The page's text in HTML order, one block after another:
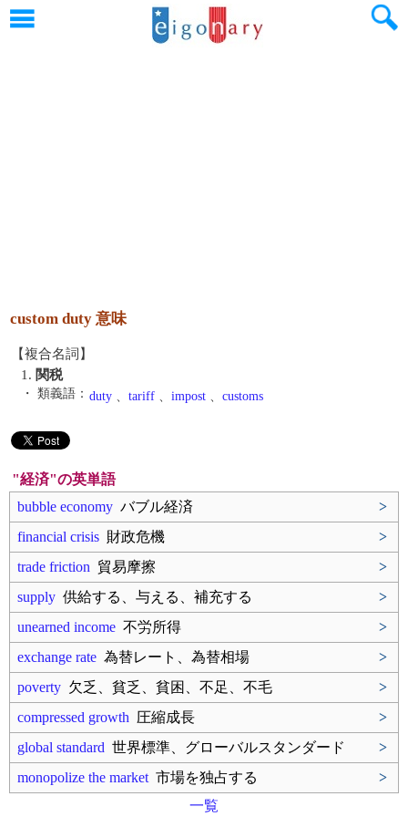
custom duty 意味
【複合名詞】
1. 関税
・ 類義語： duty 、 tariff 、 impost 、 customs
"経済"の英単語
bubble economy バブル経済
>
financial crisis 財政危機
>
trade friction 貿易摩擦
>
supply 供給する、与える、補充する
>
unearned income 不労所得
>
exchange rate 為替レート、為替相場
>
poverty 欠乏、貧乏、貧困、不足、不毛
>
compressed growth 圧縮成長
>
global standard 世界標準、グローバルスタンダード
>
monopolize the market 市場を独占する
>
一覧